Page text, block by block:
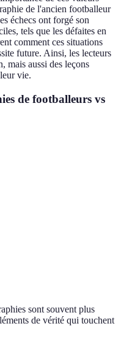
de l'ancien footballeur
échecs ont forgé son
tels que les défaites en
comment ces situations
future. Ainsi, les lecteurs
mais aussi des leçons
vie.
de footballeurs vs
sont souvent plus
de vérité qui touchent